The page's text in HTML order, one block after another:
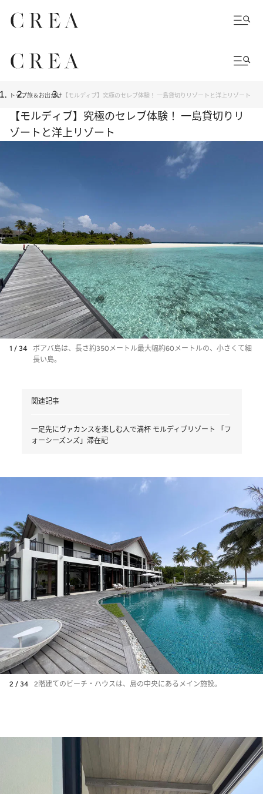
トップ旅＆お出かけ 【モルディブ】究極のセレブ体験！ 一島貸切りリゾートと洋上リゾート
【モルディブ】究極のセレブ体験！ 一島貸切りリ
ゾートと洋上リゾート
1 / 34
ボアバ島は、長さ約350メートル最大幅約60メートルの、小さくて細
長い島。
関連記事
一足先にヴァカンスを楽しむ人で満杯 モルディブリゾート 「フ
ォーシーズンズ」滞在記
2 / 34 2階建てのビーチ・ハウスは、島の中央にあるメイン施設。